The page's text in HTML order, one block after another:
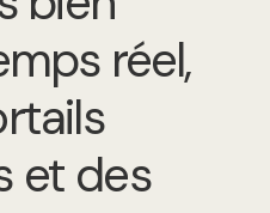
réel,
et des